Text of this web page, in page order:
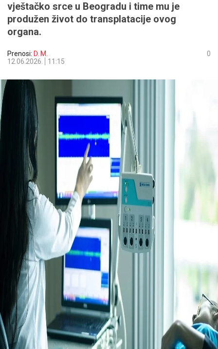
vještačko srce u Beogradu i time mu je
produžen život do transplatacije ovog
organa.
Prenosi: D. M.
12.06.2026.
11:15
0